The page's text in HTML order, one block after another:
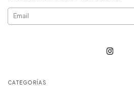
CATEGORÍAS